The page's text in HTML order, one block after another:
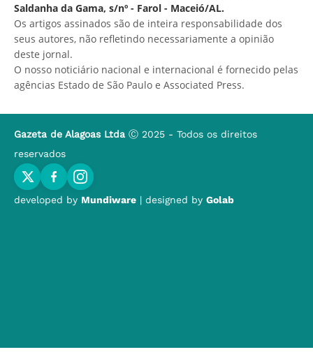
Saldanha da Gama, s/nº - Farol - Maceió/AL.
Os artigos assinados são de inteira responsabilidade dos
seus autores, não refletindo necessariamente a opinião
deste jornal.
O nosso noticiário nacional e internacional é fornecido pelas
agências Estado de São Paulo e Associated Press.
Gazeta de Alagoas Ltda Ⓒ 2025 - Todos os direitos
reservados
developed by Mundiware | designed by Golab